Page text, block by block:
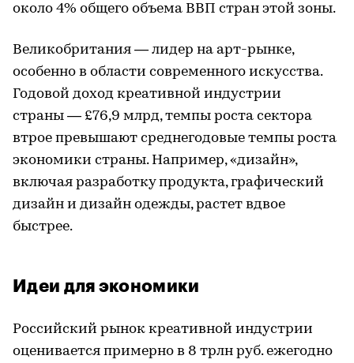
около 4% общего объема ВВП стран этой зоны.
Великобритания — лидер на арт-рынке,
особенно в области современного искусства.
Годовой доход креативной индустрии
страны — £76,9 млрд, темпы роста сектора
втрое превышают среднегодовые темпы роста
экономики страны. Например, «дизайн»,
включая разработку продукта, графический
дизайн и дизайн одежды, растет вдвое
быстрее.
Идеи для экономики
Российский рынок креативной индустрии
оценивается примерно в 8 трлн руб. ежегодно